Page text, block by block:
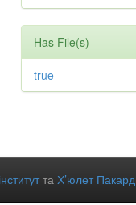
Has File(s)
true
та Х’юлет Пакард